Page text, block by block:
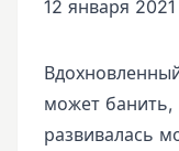
12 января 2021
может
развивалась